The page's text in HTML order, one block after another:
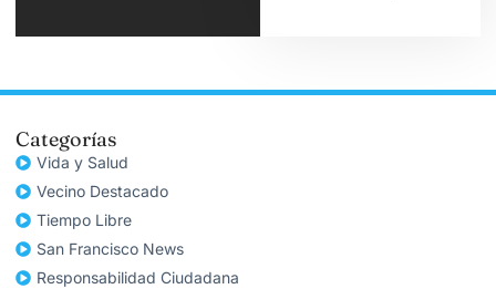
Categorías
Vida y Salud
Vecino Destacado
Tiempo Libre
San Francisco News
Responsabilidad Ciudadana